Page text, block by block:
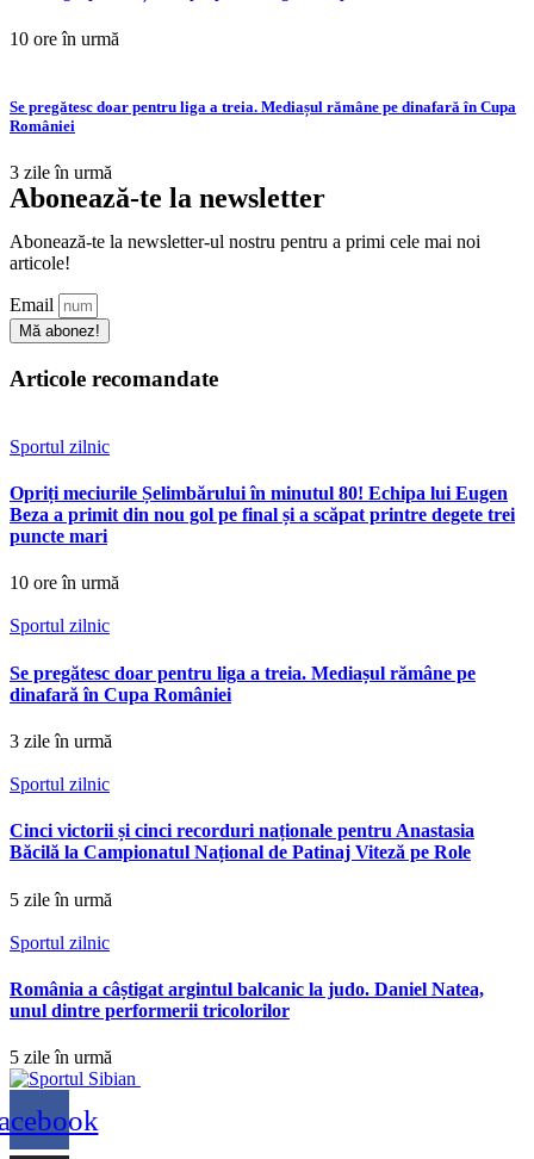
10 ore în urmă
Se pregătesc doar pentru liga a treia. Mediașul rămâne pe dinafară în Cupa
României
3 zile în urmă
Abonează-te la newsletter
Abonează-te la newsletter-ul nostru pentru a primi cele mai noi
articole!
Email
Mă abonez!
Articole recomandate
Sportul zilnic
Opriți meciurile Șelimbărului în minutul 80! Echipa lui Eugen
Beza a primit din nou gol pe final și a scăpat printre degete trei
puncte mari
10 ore în urmă
Sportul zilnic
Se pregătesc doar pentru liga a treia. Mediașul rămâne pe
dinafară în Cupa României
3 zile în urmă
Sportul zilnic
Cinci victorii și cinci recorduri naționale pentru Anastasia
Băcilă la Campionatul Național de Patinaj Viteză pe Role
5 zile în urmă
Sportul zilnic
România a câștigat argintul balcanic la judo. Daniel Natea,
unul dintre performerii tricolorilor
5 zile în urmă